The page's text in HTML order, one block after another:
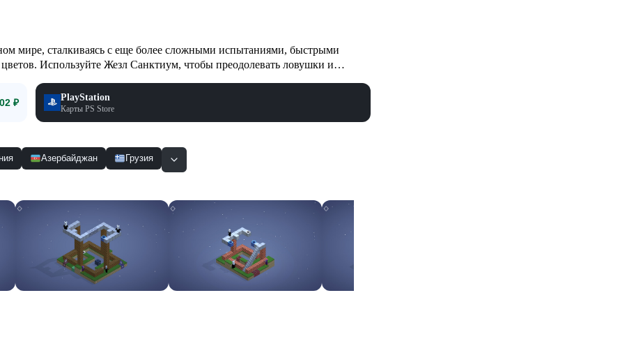
мире, сталкиваясь с еще более сложными испытаниями, быстрыми
Используйте Жезл Санктиум, чтобы преодолевать ловушки и
₽ PlayStation
Карты PS Store
Азербайджан Грузия